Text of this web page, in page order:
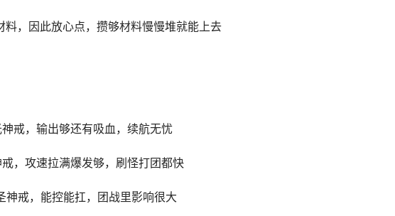
料，因此放心点，攒够材料慢慢堆就能上去
戒，输出够还有吸血，续航无忧
，攻速拉满爆发够，刷怪打团都快
戒，能控能扛，团战里影响很大